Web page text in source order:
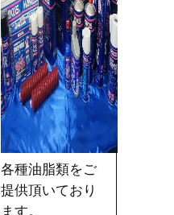
各種油脂類をご
提供頂いており
ます。